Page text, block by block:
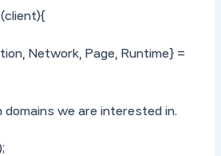
Network, Page, Runtime} =
we are interested in.